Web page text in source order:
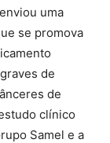
uma
se promova
de
de
clínico
Samel e a